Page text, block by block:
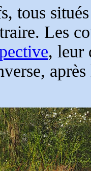
tous
Les
, leur